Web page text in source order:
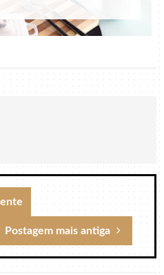
Postagem mais antiga